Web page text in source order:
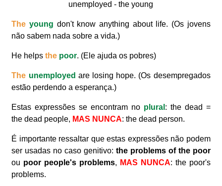
unemployed - the young
The young don't know anything about life. (Os jovens
não sabem nada sobre a vida.)
He helpsthe poor. (Ele ajuda os pobres)
The unemployed are losing hope. (Os desempregados
estão perdendo a esperança.)
Estas expressões se encontram no plural : the dead =
the dead people, MAS NUNCA: the dead person.
É importante ressaltar que estas expressões não podem
ser usadas no caso genitivo: the problems of the poor
ou poor people's problems, MAS NUNCA: the poor's
problems.